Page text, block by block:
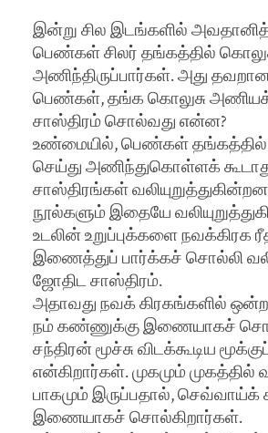
இன்று சில இடங்களில்
பெண்கள் சிலர் தங்கத்தில்
அணிந்திருப்பார்கள். அது
பெண்கள், தங்க கொலுசு
சாஸ்திரம் சொல்வது என்ன‌?
உண்மையில், பெண்கள் தங்கத்தில்
செய்து அணிந்துகொள்ளக்
சாஸ்திரங்கள்
நூல்களும் இதையே
உடலின் உறுப்புக்களை நவக்கிரக
இணைத்துப் பார்க்கச் சொல்லி
ஜோதிட சாஸ்திரம்.
அதாவது நவக் கிரகங்களில்
நம் கண்ணுக்கு இணையாகச்
சந்திரன் மூச்சு விடக்கூடிய
என்கிறார்கள். முகமும் முகத்தில்
பாகமும் இருப்பதால், செவ்வாய்க்
இணையாகச் சொல்கிறார்கள்.